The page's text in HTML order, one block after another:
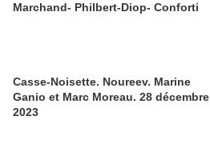
Marchand- Philbert-Diop- Conforti
Casse-Noisette. Noureev. Marine
Ganio et Marc Moreau. 28 décembre
2023